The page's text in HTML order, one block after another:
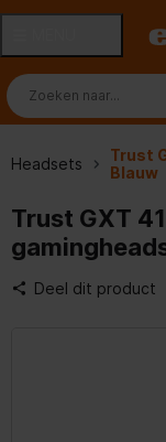
Headsets
Trust
Blauw
Trust GXT
Deel dit product